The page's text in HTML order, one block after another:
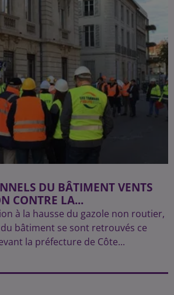
DU BÂTIMENT VENTS
CONTRE LA...
à la hausse du gazole non routier,
bâtiment se sont retrouvés ce
la préfecture de Côte...